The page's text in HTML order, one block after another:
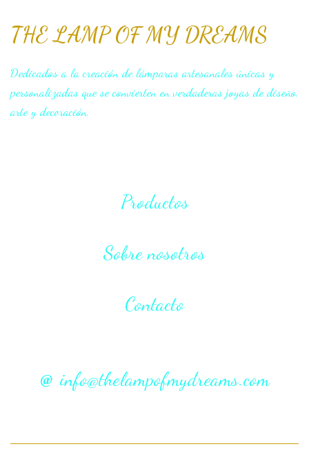
THE LAMP OF MY DREAMS
Dedicados a la creación de lámparas artesanales únicas y
personalizadas que se convierten en verdaderas joyas de diseño,
arte y decoración.
Productos
Sobre nosotros
Contacto
info@thelampofmydreams.com